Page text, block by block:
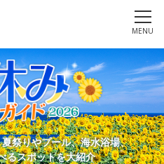
MENU
祭りやプール、海水浴場、
るスポットを大紹介